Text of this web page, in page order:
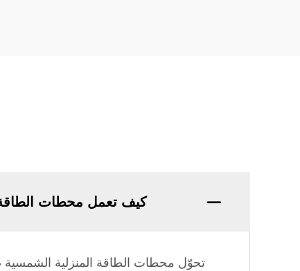
كيف تعمل محطات الطاقة
تحوّل محطات الطاقة المنزلية الشمسية